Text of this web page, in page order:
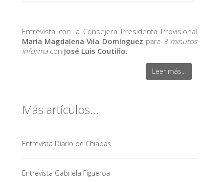
Entrevista con la Consejera Presidenta Provisional
María Magdalena Vila Domínguez para 3 minutos
informacon José Luis Coutiño.
Leer más...
Más artículos...
Entrevista Diario de Chiapas
Entrevista Gabriela Figueroa